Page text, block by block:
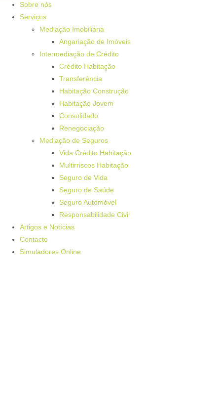
Sobre nós
Serviços
Mediação Imobiliária
Angariação de Imóveis
Intermediação de Crédito
Crédito Habitação
Transferência
Habitação Construção
Habitação Jovem
Consolidado
Renegociação
Mediação de Seguros
Vida Crédito Habitação
Multirriscos Habitação
Seguro de Vida
Seguro de Saúde
Seguro Automóvel
Responsabilidade Civil
Artigos e Notícias
Contacto
Simuladores Online